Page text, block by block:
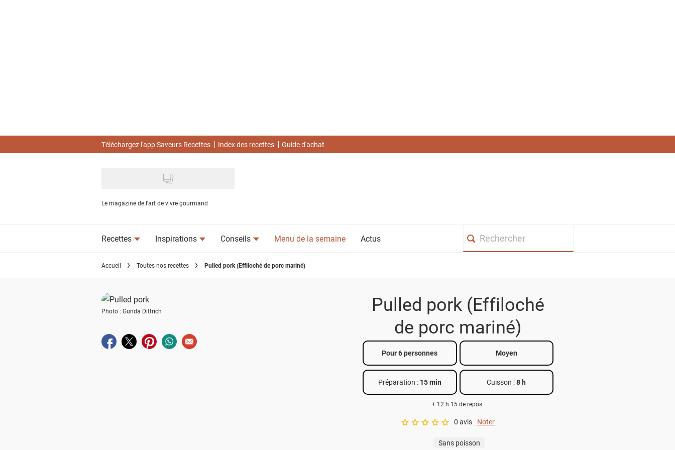
Téléchargez l'app Saveurs Recettes Index des recettes Guide d'achat
Le magazine de l'art de vivre gourmand
Recettes Inspirations Conseils Menu de la semaine Actus
Accueil Toutes nos recettes Pulled pork (Effiloché de porc mariné)
Photo : Gunda Dittrich
Partager sur facebook
Partager sur twitter
Partager sur pinterest
Partager sur whatsapp
Envoyer à un ami
Pulled pork (Effiloché
de porc mariné)
Pour 6 personnes Moyen
Préparation : 15 min Cuisson :8 h
+ 12 h 15 de repos
A star rating of 0 out of 5.
0 avis Noter
Sans poisson